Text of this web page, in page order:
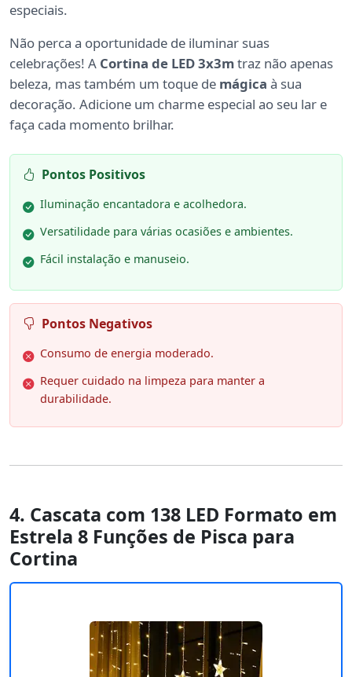
especiais.
Não perca a oportunidade de iluminar suas
celebrações! A Cortina de LED 3x3mtraz não apenas
beleza, mas também um toque de mágica à sua
decoração. Adicione um charme especial ao seu lar e
faça cada momento brilhar.
Pontos Positivos
Iluminação encantadora e acolhedora.
Versatilidade para várias ocasiões e ambientes.
Fácil instalação e manuseio.
Pontos Negativos
Consumo de energia moderado.
Requer cuidado na limpeza para manter a
durabilidade.
4. Cascata com 138 LED Formato em
Estrela 8 Funções de Pisca para
Cortina